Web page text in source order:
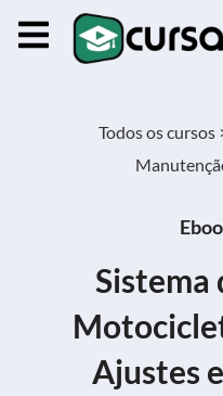
Todos os cursos
Sistema
Ajustes